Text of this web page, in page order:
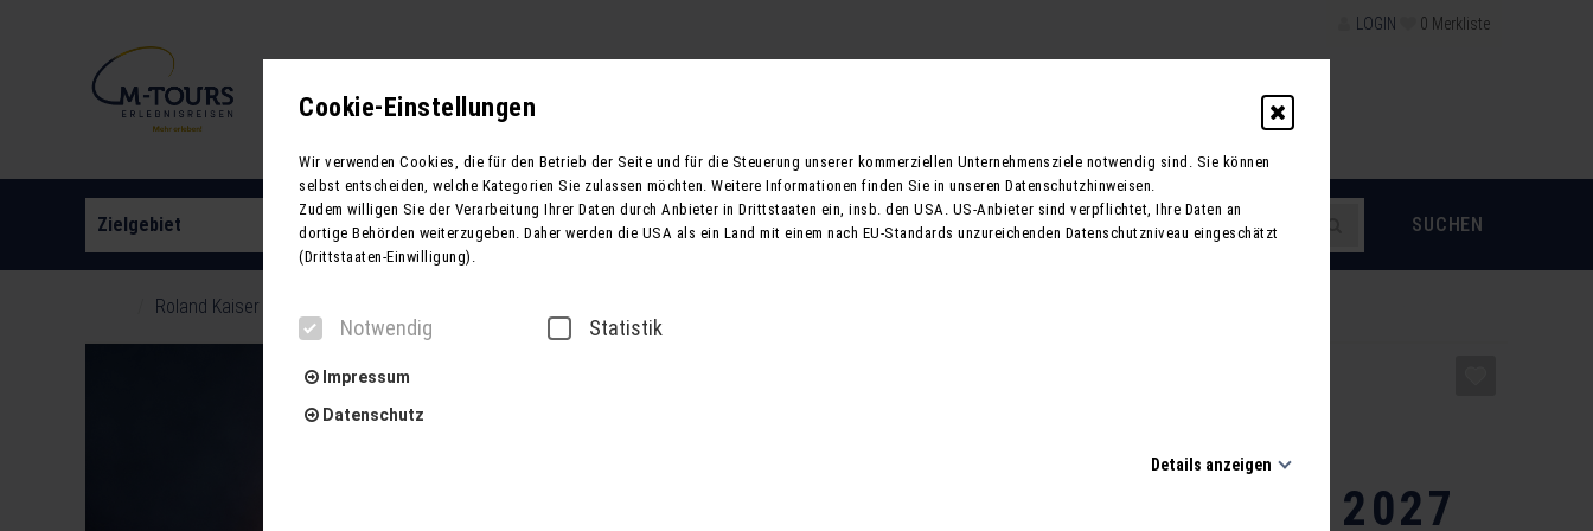
LOGIN 0 Merkliste
Zielgebiet Reiseart Reisezeitraum
Roland Kaiser in Hannover - 'Unser Moment' Arena Tour 2027 mit Hotel
Hannover - 'Unser
Moment' Arena Tour 2027
Cookie-Einstellungen
Wir verwenden Cookies, die für den Betrieb der Seite und für die Steuerung unserer kommerziellen Unternehmensziele notwendig sind. Sie können
selbst entscheiden, welche Kategorien Sie zulassen möchten. Weitere Informationen finden Sie in unseren Datenschutzhinweisen.
Zudem willigen Sie der Verarbeitung Ihrer Daten durch Anbieter in Drittstaaten ein, insb. den USA. US-Anbieter sind verpflichtet, Ihre Daten an
dortige Behörden weiterzugeben. Daher werden die USA als ein Land mit einem nach EU-Standards unzureichenden Datenschutzniveau eingeschätzt
(Drittstaaten-Einwilligung).
Notwendig Statistik
Impressum
Datenschutz
Details anzeigen